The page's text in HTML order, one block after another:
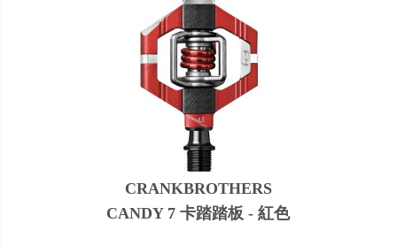
CRANKBROTHERS
CANDY 7 卡踏踏板 - 紅色